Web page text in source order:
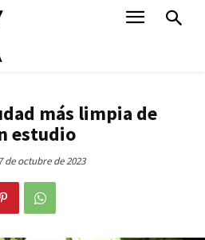
más limpia de
estudio
7 de octubre de 2023